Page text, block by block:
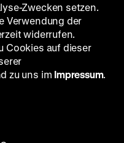
der DDR geläutert
gelingen, sein
wieder in
aus der
und vom
Leistungen,
kurios. Als seine
Ina ist Angelica
Psychologe Armin
Zwecken setzen.
Verwendung der
widerrufen.
Cookies auf dieser
zu uns im Impressum.